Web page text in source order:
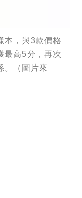
本，與3款價格
最高5分，再次
。（圖片來